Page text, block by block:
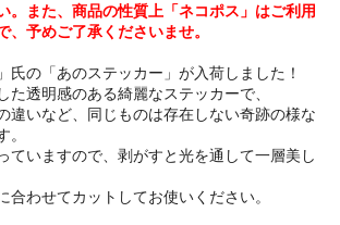
。また、商品の性質上「ネコポス」はご利用
、予めご了承くださいませ。
氏の「あのステッカー」が入荷しました！
た透明感のある綺麗なステッカーで、
違いなど、同じものは存在しない奇跡の様な
。
ていますので、剥がすと光を通して一層美し
合わせてカットしてお使いください。